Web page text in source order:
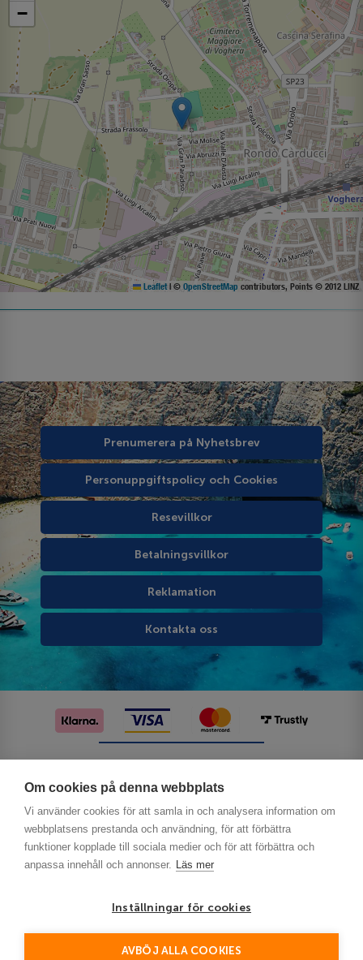
Om cookies på denna webbplats
Vi använder cookies för att samla in och analysera information om
webbplatsens prestanda och användning, för att förbättra
funktioner kopplade till sociala medier och för att förbättra och
anpassa innehåll och annonser. Läs mer
Inställningar för cookies
AVBÖJ ALLA COOKIES
−
Leaflet | © OpenStreetMap contributors, Points © 2012 LINZ
Prenumerera på Nyhetsbrev
Personuppgiftspolicy och Cookies
Resevillkor
Betalningsvillkor
Reklamation
Kontakta oss
This site is protected by reCAPTCHA and the Google